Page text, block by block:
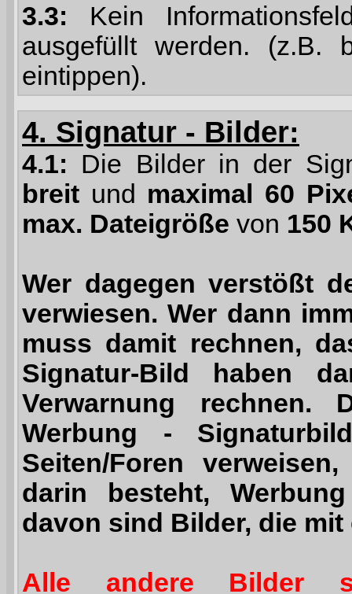
3.3: Kein
ausgefüllt werden. (z.B.
eintippen).
4. Signatur - Bilder:
4.1: Die Bilder in der
breit und maximal 60
max. Dateigröße von 150
Wer dagegen verstößt
verwiesen. Wer dann
muss damit rechnen,
Signatur-Bild haben
Verwarnung rechnen.
Werbung -
Seiten/Foren
darin besteht,
davon sind Bilder, die
Alle andere Bilder